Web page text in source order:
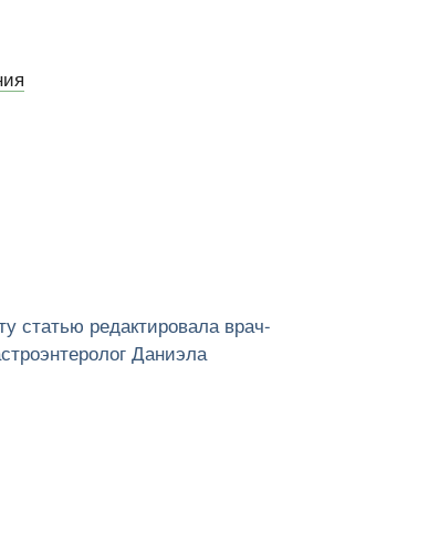
статью редактировала врач-
Даниэла